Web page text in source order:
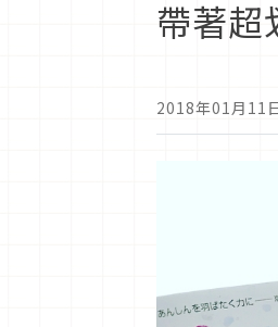
帶著超
2018年01月11